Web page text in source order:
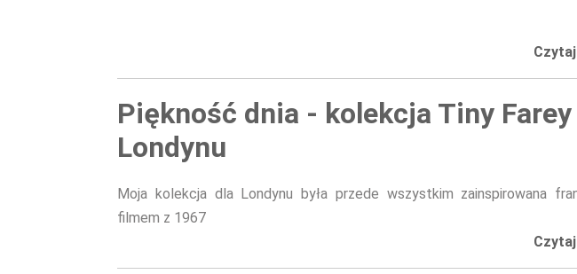
Piękność dnia - kolekcja Tiny Farey
Londynu
Moja kolekcja dla Londynu była przede wszystkim zainspirowana
filmem z 1967